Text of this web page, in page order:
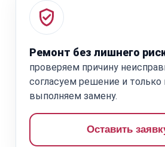
Ремонт без лишнего
проверяем причину
согласуем решение и только
выполняем замену.
Оставить